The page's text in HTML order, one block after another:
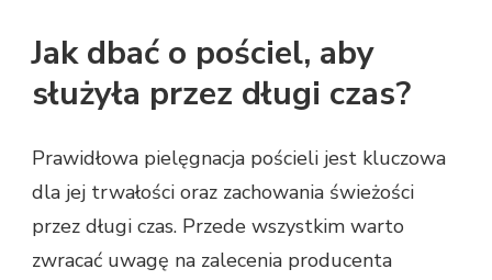
Jak dbać o pościel, aby
służyła przez długi czas?
Prawidłowa pielęgnacja pościeli jest kluczowa
dla jej trwałości oraz zachowania świeżości
przez długi czas. Przede wszystkim warto
zwracać uwagę na zalecenia producenta